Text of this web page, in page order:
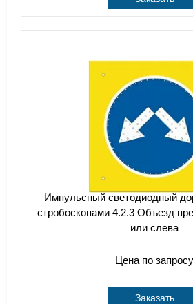
Импульсный cветодиодный
стробоскопами 4.2.3 Объезд
или слева
Цена по запросу
Заказать